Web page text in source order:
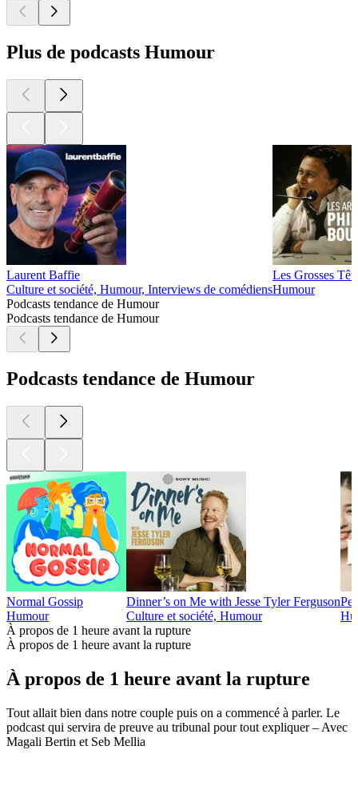
Plus de podcasts Humour
Laurent Baffie
Culture et société, Humour, Interviews de comédiens
Les Grosses
Humour
Podcasts tendance de Humour
Podcasts tendance de Humour
Podcasts tendance de Humour
Normal Gossip
Humour
Dinner’s on Me with Jesse Tyler Ferguson
Culture et société, Humour
À propos de 1 heure avant la rupture
À propos de 1 heure avant la rupture
À propos de 1 heure avant la rupture
Tout allait bien dans notre couple puis on a commencé à parler. Le
podcast qui servira de preuve au tribunal pour tout expliquer – Avec
Magali Bertin et Seb Mellia